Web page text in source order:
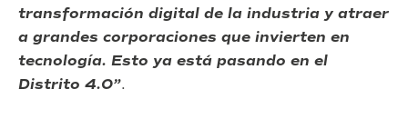
transformación digital de la industria y atraer
a grandes corporaciones que invierten en
tecnología. Esto ya está pasando en el
Distrito 4.0”.